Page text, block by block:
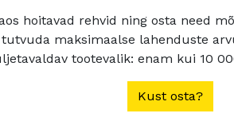
hoitavad rehvid ning osta need
maksimaalse lahenduste
tootevalik: enam kui 10
Kust osta?